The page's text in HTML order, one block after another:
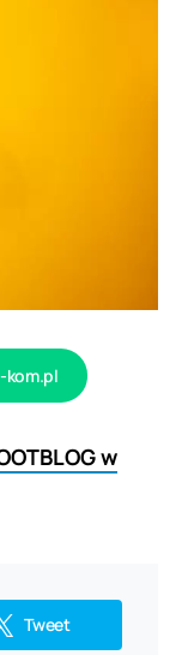
kom.pl
w
Tweet